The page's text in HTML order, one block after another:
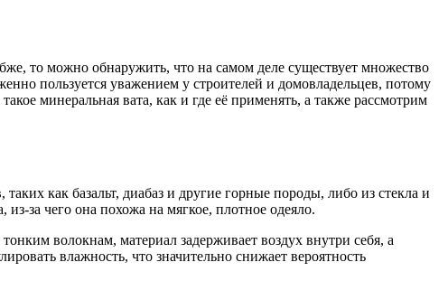
то можно обнаружить, что на самом деле существует множество
пользуется уважением у строителей и домовладельцев, потому
минеральная вата, как и где её применять, а также рассмотрим
как базальт, диабаз и другие горные породы, либо из стекла и
за чего она похожа на мягкое, плотное одеяло.
волокнам, материал задерживает воздух внутри себя, а
влажность, что значительно снижает вероятность